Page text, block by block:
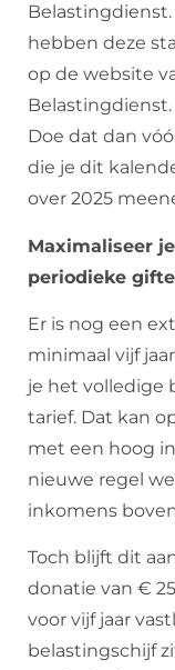
hebben deze
op de website
Doe dat dan
die je dit
over 2025
Maximaliseer
periodieke
Er is nog een
minimaal vijf
je het volledige
tarief. Dat kan
met een hoog
nieuwe regel
inkomens
Toch blijft dit
donatie van €
voor vijf jaar
belastingschijf